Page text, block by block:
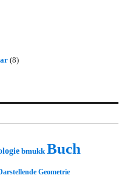
(8)
bmukk Buch
Geometrie